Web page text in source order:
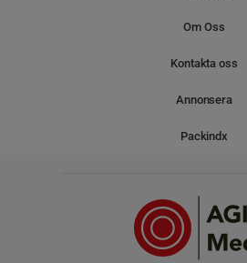
Om Oss
Kontakta oss
Annonsera
Packindx